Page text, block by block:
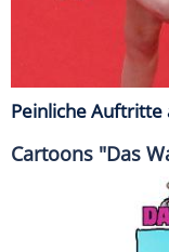
Peinliche Auftritte
Cartoons "Das